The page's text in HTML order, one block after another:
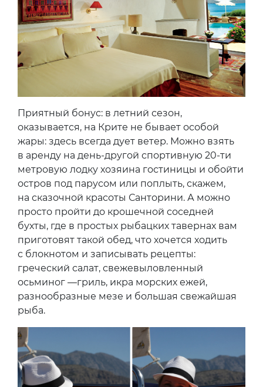
Приятный бонус: в летний сезон,
оказывается, на Крите не бывает особой
жары: здесь всегда дует ветер. Можно взять
в аренду на день-другой спортивную 20-ти
метровую лодку хозяина гостиницы и обойти
остров под парусом или поплыть, скажем,
на сказочной красоты Санторини. А можно
просто пройти до крошечной соседней
бухты, где в простых рыбацких тавернах вам
приготовят такой обед, что хочется ходить
с блокнотом и записывать рецепты:
греческий салат, свежевыловленный
осьминог —гриль, икра морских ежей,
разнообразные мезе и большая свежайшая
рыба.